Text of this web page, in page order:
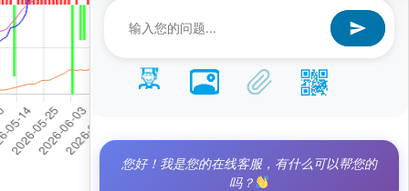
您好！我是您的在线客服，有什么可以帮您的
吗？